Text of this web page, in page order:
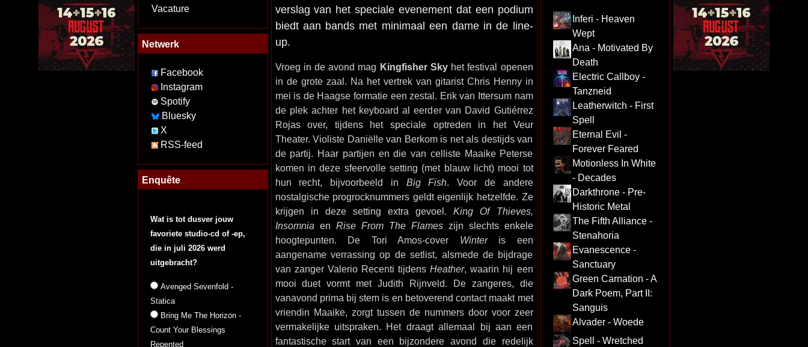
Vacature
Netwerk
Facebook
Instagram
Spotify
Bluesky
X
RSS-feed
Enquête
Wat is tot dusver jouw
favoriete studio-cd of -ep,
die in juli 2026 werd
uitgebracht?
Avenged Sevenfold -
Statica
Bring Me The Horizon -
Count Your Blessings
Repented
verslag van het speciale evenement dat een podium
biedt aan bands met minimaal een dame in de line-
up.
Vroeg in de avond mag Kingfisher Skyhet festival openen
in de grote zaal. Na het vertrek van gitarist Chris Henny in
mei is de Haagse formatie een zestal. Erik van Ittersum nam
de plek achter het keyboard al eerder van David Gutiérrez
Rojas over, tijdens het speciale optreden in het Veur
Theater. Violiste Daniëlle van Berkom is net als destijds van
de partij. Haar partijen en die van celliste Maaike Peterse
komen in deze sfeervolle setting (met blauw licht) mooi tot
hun recht, bijvoorbeeld in Big Fish. Voor de andere
nostalgische progrocknummers geldt eigenlijk hetzelfde. Ze
krijgen in deze setting extra gevoel.King Of Thieves,
Insomnia en Rise From The Flameszijn slechts enkele
hoogtepunten. De Tori Amos-cover Winteris een
aangename verrassing op de setlist, alsmede de bijdrage
van zanger Valerio Recenti tijdensHeather, waarin hij een
mooi duet vormt met Judith Rijnveld. De zangeres, die
vanavond prima bij stem is en betoverend contact maakt met
vriendin Maaike, zorgt tussen de nummers door voor zeer
vermakelijke uitspraken. Het draagt allemaal bij aan een
fantastische start van een bijzondere avond die redelijk
Inferi - Heaven
Wept
Ana - Motivated By
Death
Electric Callboy -
Tanzneid
Leatherwitch - First
Spell
Eternal Evil -
Forever Feared
Motionless In White
- Decades
Darkthrone - Pre-
Historic Metal
The Fifth Alliance -
Stenahoria
Evanescence -
Sanctuary
Green Carnation - A
Dark Poem, Part II:
Sanguis
Alvader - Woede
Spell - Wretched